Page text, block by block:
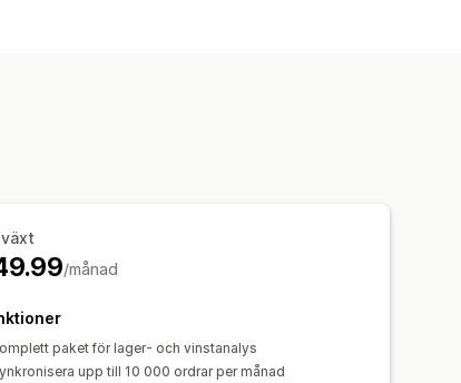
/månad
paket för lager- och vinstanalys
upp till 10 000 ordrar per månad